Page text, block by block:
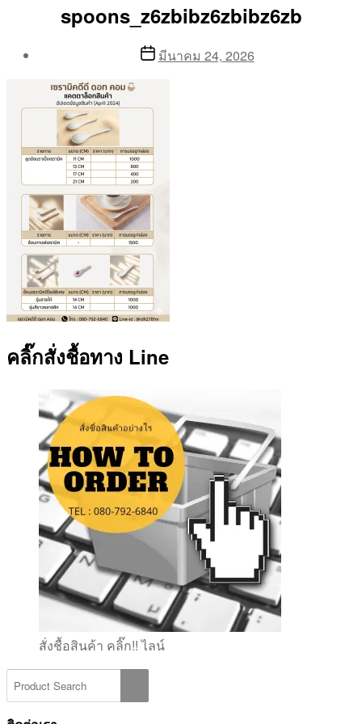
spoons_z6zbibz6zbibz6zb
Aea
Postมีนาคม 24, 2026
คลิ๊กสั่งชื้อทาง Line
สั่งชื้อสินค้า คลิ๊ก!! ไลน์